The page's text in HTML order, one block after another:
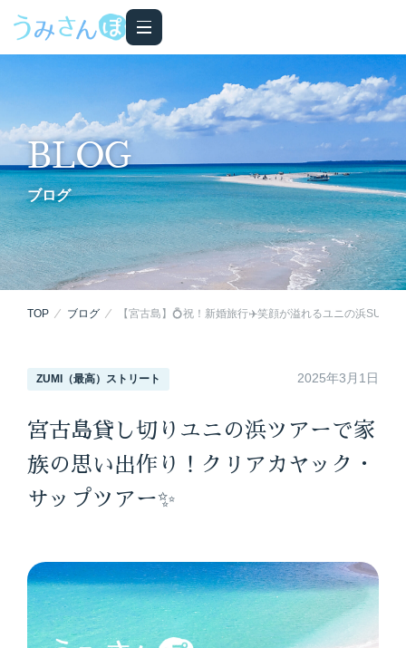
BLOG
ブログ
TOP ブログ 【宮古島】💍祝！新婚旅行✈️笑顔が溢れるユニの浜SUPツ
ZUMI（最高）ストリート 2025年3月1日
宮古島貸し切りユニの浜ツアーで家
族の思い出作り！クリアカヤック・
サップツアー✨